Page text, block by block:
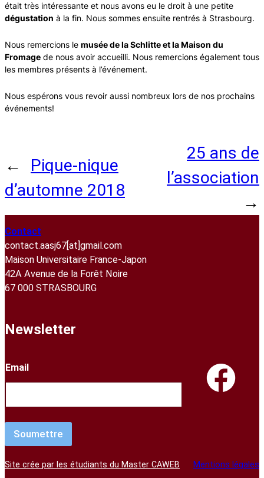
était très intéressante et nous avons eu le droit à une petite
dégustation à la fin. Nous sommes ensuite rentrés à Strasbourg.
Nous remercions le musée de la Schlitte et la Maison du
Fromage de nous avoir accueilli. Nous remercions également tous
les membres présents à l’événement.
Nous espérons vous revoir aussi nombreux lors de nos prochains
événements!
←
Pique-nique
d’automne 2018
25 ans de
l’association
→
Contact
contact.aasj67[at]gmail.com
Maison Universitaire France-Japon
42A Avenue de la Forêt Noire
67 000 STRASBOURG
Newsletter
Email
Soumettre
Site crée par les étudiants du Master CAWEB Mentions légales